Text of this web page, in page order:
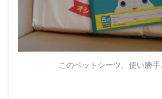
このペットシーツ、使い勝